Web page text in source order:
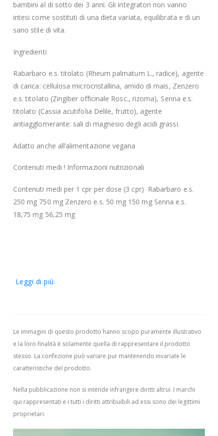
bambini al di sotto dei 3 anni. Gli integratori non vanno
intesi come sostituti di una dieta variata, equilibrata e di un
sano stile di vita.
Ingredienti
Rabarbaro e.s. titolato (Rheum palmatum L., radice), agente
di carica: cellulosa microcristallina, amido di mais, Zenzero
e.s. titolato (Zingiber officinale Rosc., rizoma), Senna e.s.
titolato (Cassia acutifolia Delile, frutto), agente
antiagglomerante: sali di magnesio degli acidi grassi.
Adatto anche all’alimentazione vegana
Contenuti medi ! Informazioni nutrizionali
Contenuti medi per 1 cpr per dose (3 cpr) Rabarbaro e.s.
250 mg 750 mg Zenzero e.s. 50 mg 150 mg Senna e.s.
18,75 mg 56,25 mg
Leggi di più
Le immagini di questo prodotto hanno scopo puramente illustrativo
e la loro finalità è solamente quella di rappresentare il prodotto
stesso. La confezione può variare pur mantenendo invariate le
caratteristiche del prodotto.
Nella pubblicazione non si intende infrangere diritti altrui. I marchi
qui rappresentati e i tutti i diritti attribuibili ad essi sono dei legittimi
proprietari.